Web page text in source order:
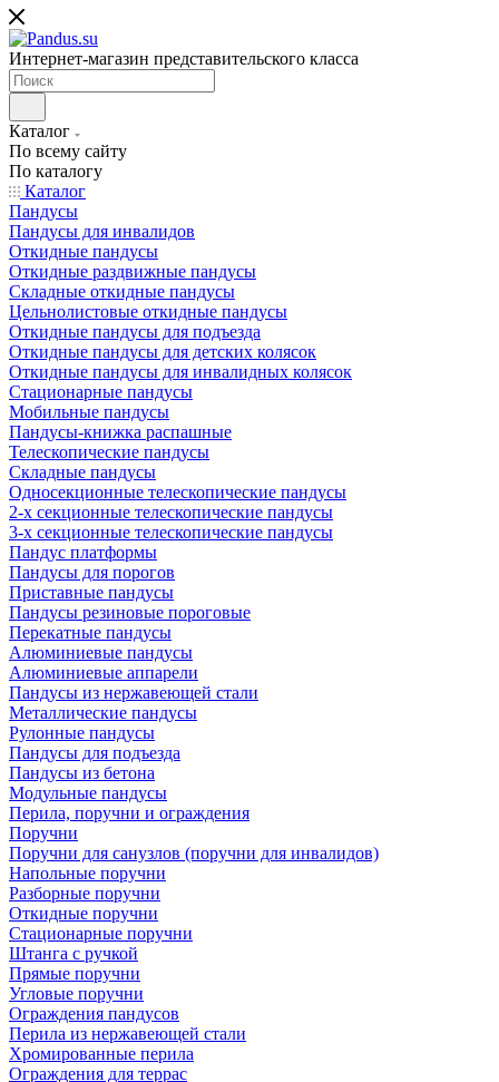
Интернет-магазин представительского класса
Каталог
По всему сайту
По каталогу
Каталог
Пандусы
Пандусы для инвалидов
Откидные пандусы
Откидные раздвижные пандусы
Складные откидные пандусы
Цельнолистовые откидные пандусы
Откидные пандусы для подъезда
Откидные пандусы для детских колясок
Откидные пандусы для инвалидных колясок
Стационарные пандусы
Мобильные пандусы
Пандусы-книжка распашные
Телескопические пандусы
Складные пандусы
Односекционные телескопические пандусы
2-х секционные телескопические пандусы
3-х секционные телескопические пандусы
Пандус платформы
Пандусы для порогов
Приставные пандусы
Пандусы резиновые пороговые
Перекатные пандусы
Алюминиевые пандусы
Алюминиевые аппарели
Пандусы из нержавеющей стали
Металлические пандусы
Рулонные пандусы
Пандусы для подъезда
Пандусы из бетона
Модульные пандусы
Перила, поручни и ограждения
Поручни
Поручни для санузлов (поручни для инвалидов)
Напольные поручни
Разборные поручни
Откидные поручни
Стационарные поручни
Штанга с ручкой
Прямые поручни
Угловые поручни
Ограждения пандусов
Перила из нержавеющей стали
Хромированные перила
Ограждения для террас